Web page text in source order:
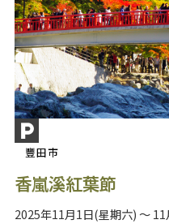
豐田市
香嵐溪紅葉節
2025年11月1日(星期六) ～